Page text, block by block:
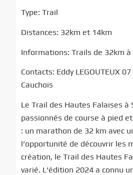
Type: Trail
Distances: 32km et 14km
Informations: Trails de 32km
Contacts: Eddy LEGOUTEUX
Cauchois
Le Trail des Hautes Falaises
passionnés de course à pied
: un marathon de 32 km avec
l’opportunité de découvrir les
création, le Trail des Hautes
varié. L’édition 2024 a connu